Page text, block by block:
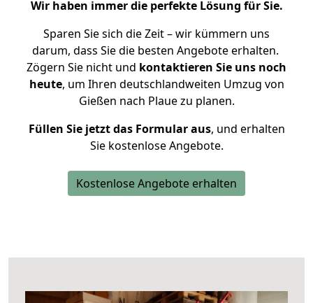
Wir haben immer die perfekte Lösung für Sie.
Sparen Sie sich die Zeit – wir kümmern uns
darum, dass Sie die besten Angebote erhalten.
Zögern Sie nicht und kontaktieren Sie uns noch
heute, um Ihren deutschlandweiten Umzug von
Gießen nach Plaue zu planen.
Füllen Sie jetzt das Formular aus, und erhalten
Sie kostenlose Angebote.
Kostenlose Angebote erhalten